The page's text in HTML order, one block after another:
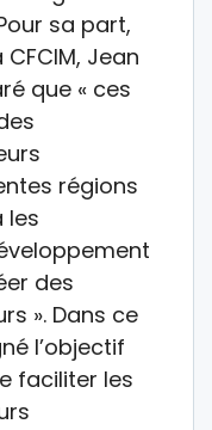
sa part,
Jean
que « ces
régions
les
des
». Dans ce
l’objectif
faciliter les